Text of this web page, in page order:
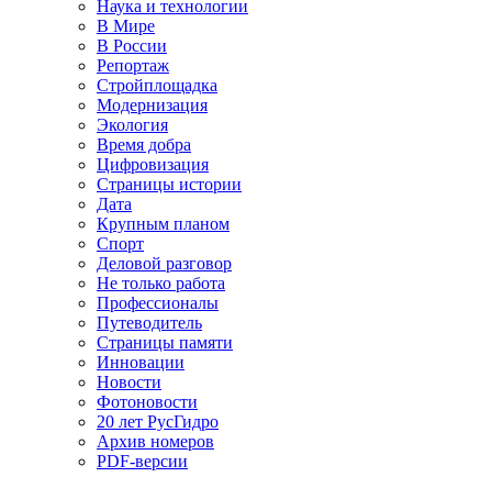
Наука и технологии
В Мире
В России
Репортаж
Стройплощадка
Модернизация
Экология
Время добра
Цифровизация
Страницы истории
Дата
Крупным планом
Спорт
Деловой разговор
Не только работа
Профессионалы
Путеводитель
Страницы памяти
Инновации
Новости
Фотоновости
20 лет РусГидро
Архив номеров
PDF-версии